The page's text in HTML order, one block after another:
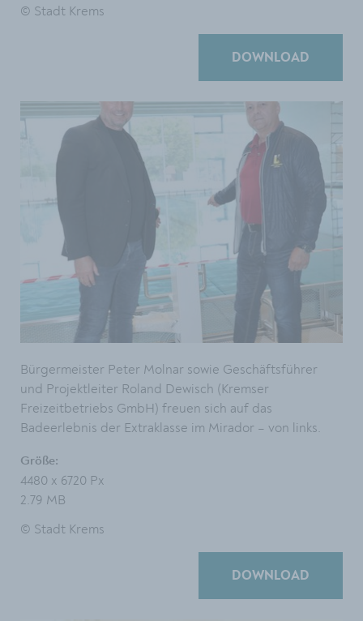
© Stadt Krems
DOWNLOAD
Bürgermeister Peter Molnar sowie Geschäftsführer
und Projektleiter Roland Dewisch (Kremser
Freizeitbetriebs GmbH) freuen sich auf das
Badeerlebnis der Extraklasse im Mirador – von links.
Größe:
4480 x 6720 Px
2.79 MB
© Stadt Krems
DOWNLOAD